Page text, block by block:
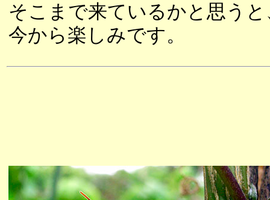
そこまで来ているかと思うと
今から楽しみです。